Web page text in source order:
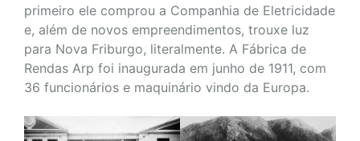
primeiro ele comprou a Companhia de Eletricidade
e, além de novos empreendimentos, trouxe luz
para Nova Friburgo, literalmente. A Fábrica de
Rendas Arp foi inaugurada em junho de 1911, com
36 funcionários e maquinário vindo da Europa.